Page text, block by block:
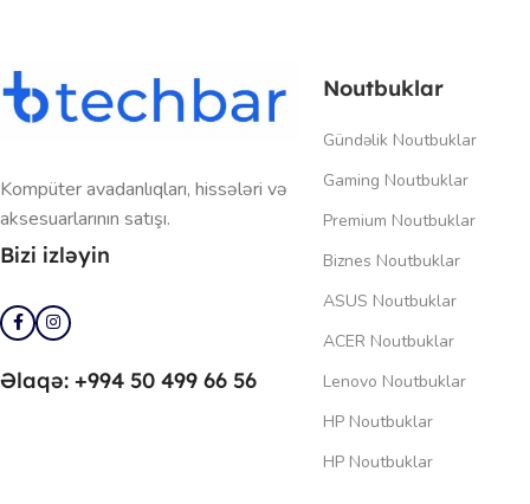
Kompüter avadanlıqları, hissələri və
aksesuarlarının satışı.
Bizi izləyin
Əlaqə: +994 50 499 66 56
Noutbuklar
Gündəlik Noutbuklar
Gaming Noutbuklar
Premium Noutbuklar
Biznes Noutbuklar
ASUS Noutbuklar
ACER Noutbuklar
Lenovo Noutbuklar
HP Noutbuklar
HP Noutbuklar